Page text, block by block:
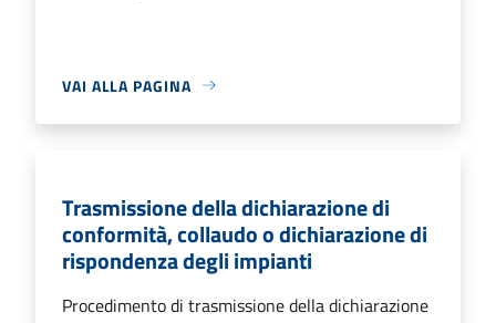
VAI ALLA PAGINA
Trasmissione della dichiarazione di
conformità, collaudo o dichiarazione di
rispondenza degli impianti
Procedimento di trasmissione della dichiarazione